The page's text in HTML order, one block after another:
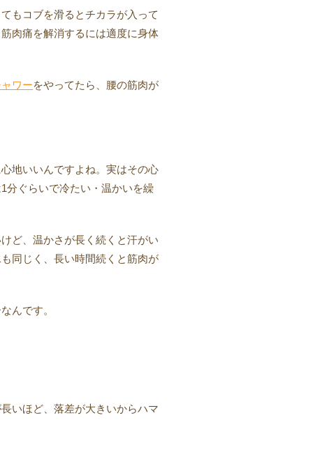
もコブを滑るとチカラが入って
肉痛を解消するには適度に身体
ワーをやってたら、腰の筋肉が
地いいんですよね。実はその心
分ぐらいで冷たい・温かいを繰
ど、温かさが長く続くと汗がい
同じく、長い時間続くと筋肉が
んです。
いほど、落差が大きいからハマ